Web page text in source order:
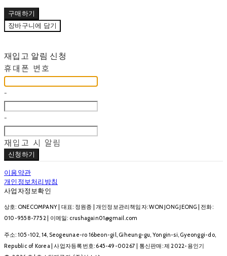
구매하기
장바구니에 담기
재입고 알림 신청
휴대폰 번호
-
-
재입고 시 알림
신청하기
이용약관
개인정보처리방침
사업자정보확인
상호: ONECOMPANY | 대표: 정원종 | 개인정보관리책임자: WON JONG JEONG | 전화:
010-9558-7752 | 이메일: crushagain01@gmail.com
주소: 105-102, 14, Seogeunae-ro 16beon-gil, Giheung-gu, Yongin-si, Gyeonggi-do,
Republic of Korea | 사업자등록번호: 645-49-00267 | 통신판매:제 2022-용인기